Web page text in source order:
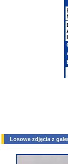
Losowe zdjęcia z